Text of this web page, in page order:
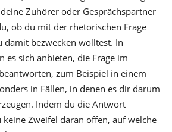
Zuhörer oder Gesprächspartner
ob du mit der rhetorischen Frage
damit bezwecken wolltest. In
es sich anbieten, die Frage im
zum Beispiel in einem
in Fällen, in denen es dir darum
Indem du die Antwort
keine Zweifel daran offen, auf welche